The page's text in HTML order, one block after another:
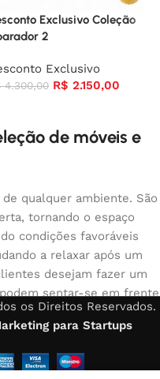
Exclusivo Coleção
2
Exclusivo
4.300,00 R$ 2.150,00
de móveis e
qualquer ambiente. São
tornando o espaço
condições favoráveis
a relaxar após um
desejam fazer um
sentar-se em frente
organizar os móveis da
móveis que gostam. A
de móveis: móveis
os Direitos Reservados.
para Startups